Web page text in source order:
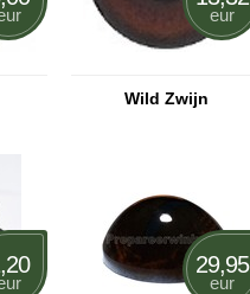
eur
Wild Zwijn
29,95
eur